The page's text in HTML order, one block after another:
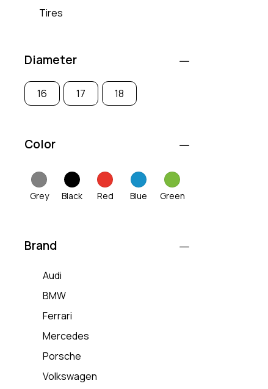
Tires
Diameter
16 17 18
Color
Grey Black Red Blue Green
Brand
Audi
BMW
Ferrari
Mercedes
Porsche
Volkswagen